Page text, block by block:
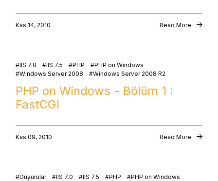
Kas 14, 2010 Read More
IIS 7.0 IIS 7.5 PHP
PHP on Windows
Windows Server 2008
Windows Server 2008 R2
PHP on Windows - Bölüm 1 :
FastCGI
Kas 09, 2010 Read More
Duyurular IIS 7.0 IIS 7.5 PHP
PHP on Windows